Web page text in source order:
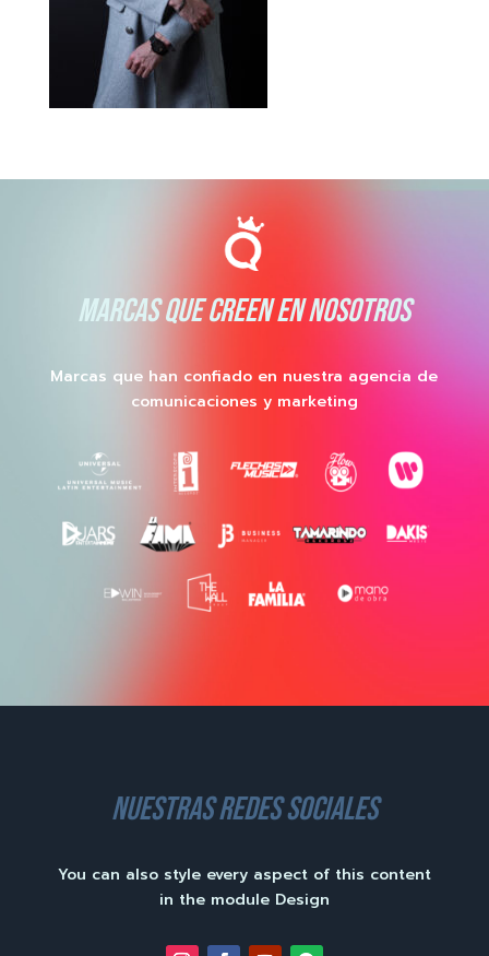
MARCAS QUE CREEN EN NOSOTROS
Marcas que han confiado en nuestra agencia de
comunicaciones y marketing
nuestras redes sociales
You can also style every aspect of this content
in the module Design